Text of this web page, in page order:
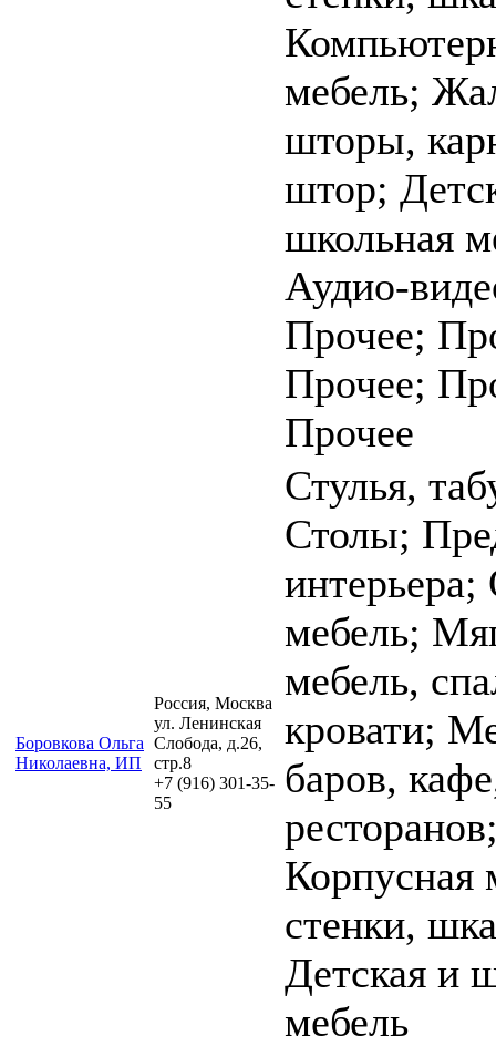
мебель;
шторы,
штор;
школьная
Аудио-
Прочее;
Прочее;
Прочее
Боровкова Ольга
Николаевна, ИП
Россия, Москва
ул. Ленинская
Слобода, д.26,
стр.8
+7 (916) 301-35-
55
Стулья,
Столы;
мебель;
мебель,
кровати;
баров,
Корпусная
стенки,
Детская и
мебель